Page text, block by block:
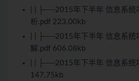
| | ├──2015年下半年 信息系统
析.pdf 223.00kb
| | ├──2015年下半年 信息系统
解.pdf 606.08kb
| | ├──2015年下半年 信息系统
147.75kb